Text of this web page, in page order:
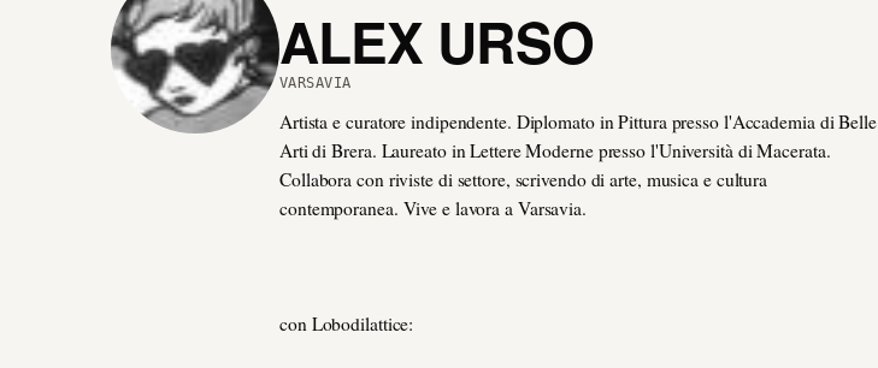
ALEX URSO
VARSAVIA
Artista e curatore indipendente. Diplomato in Pittura presso l'Accademia di Belle
Arti di Brera. Laureato in Lettere Moderne presso l'Università di Macerata.
Collabora con riviste di settore, scrivendo di arte, musica e cultura
contemporanea. Vive e lavora a Varsavia.
con Lobodilattice: